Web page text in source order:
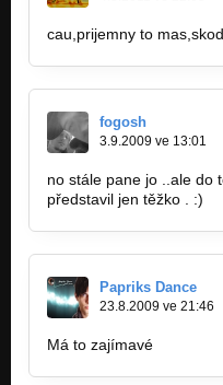
cau,prijemny to
fogosh
3.9.2009 ve 13:01
no stále pane jo ..ale do
představil jen těžko . :)
Papriks Dance
23.8.2009 ve 21:46
Má to zajímavé